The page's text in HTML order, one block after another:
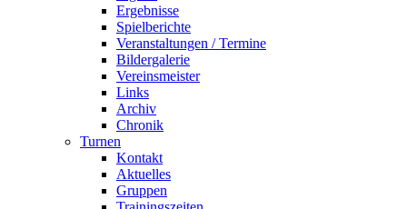
Ergebnisse
Spielberichte
Veranstaltungen / Termine
Bildergalerie
Vereinsmeister
Links
Archiv
Chronik
Turnen
Kontakt
Aktuelles
Gruppen